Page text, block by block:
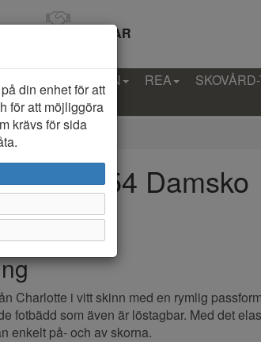
KÖP I 14 DAGAR
PROVKOLLEKTION REA
0341754 Damsko
Charlotte i vitt skinn med en rymlig
fotbädd som även är löstagbar. Med det
enkelt på- och av skorna.
din enhet för att
för att möjliggöra
krävs för sida